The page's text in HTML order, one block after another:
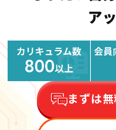
まずは